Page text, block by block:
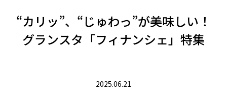
“カリッ”、“じゅわっ”が美味しい！
グランスタ「フィナンシェ」特集
2025.06.21